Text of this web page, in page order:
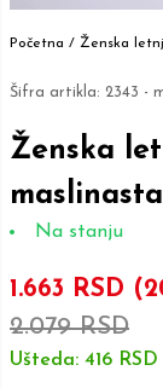
Početna / Ženska
Šifra artikla: 2343 -
Ženska
maslinasta
Na stanju
1.663 RSD
2.079 RSD
Ušteda: 416 RSD